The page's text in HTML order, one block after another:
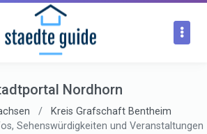
Nordhorn
Kreis Grafschaft Bentheim
Sehenswürdigkeiten und Veranstaltungen